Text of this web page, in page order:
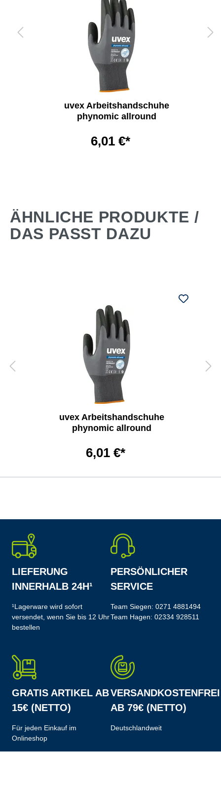
uvex Arbeitshandschuhe
phynomic allround
6,01 €*
ÄHNLICHE PRODUKTE /
DAS PASST DAZU
uvex Arbeitshandschuhe
phynomic allround
6,01 €*
LIEFERUNG
INNERHALB 24H¹
¹Lagerware wird sofort
versendet, wenn Sie bis 12 Uhr
bestellen
PERSÖNLICHER
SERVICE
Team Siegen: 0271 4881494
Team Hagen: 02334 928511
GRATIS ARTIKEL AB
15€ (NETTO)
Für jeden Einkauf im
Onlineshop
VERSANDKOSTENFREI
AB 79€ (NETTO)
Deutschlandweit